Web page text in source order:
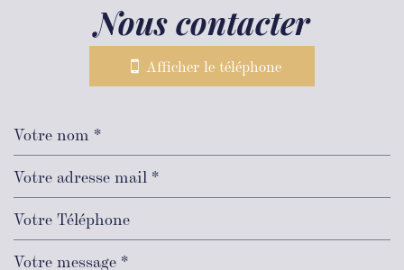
nous contacter
Afficher le téléphone